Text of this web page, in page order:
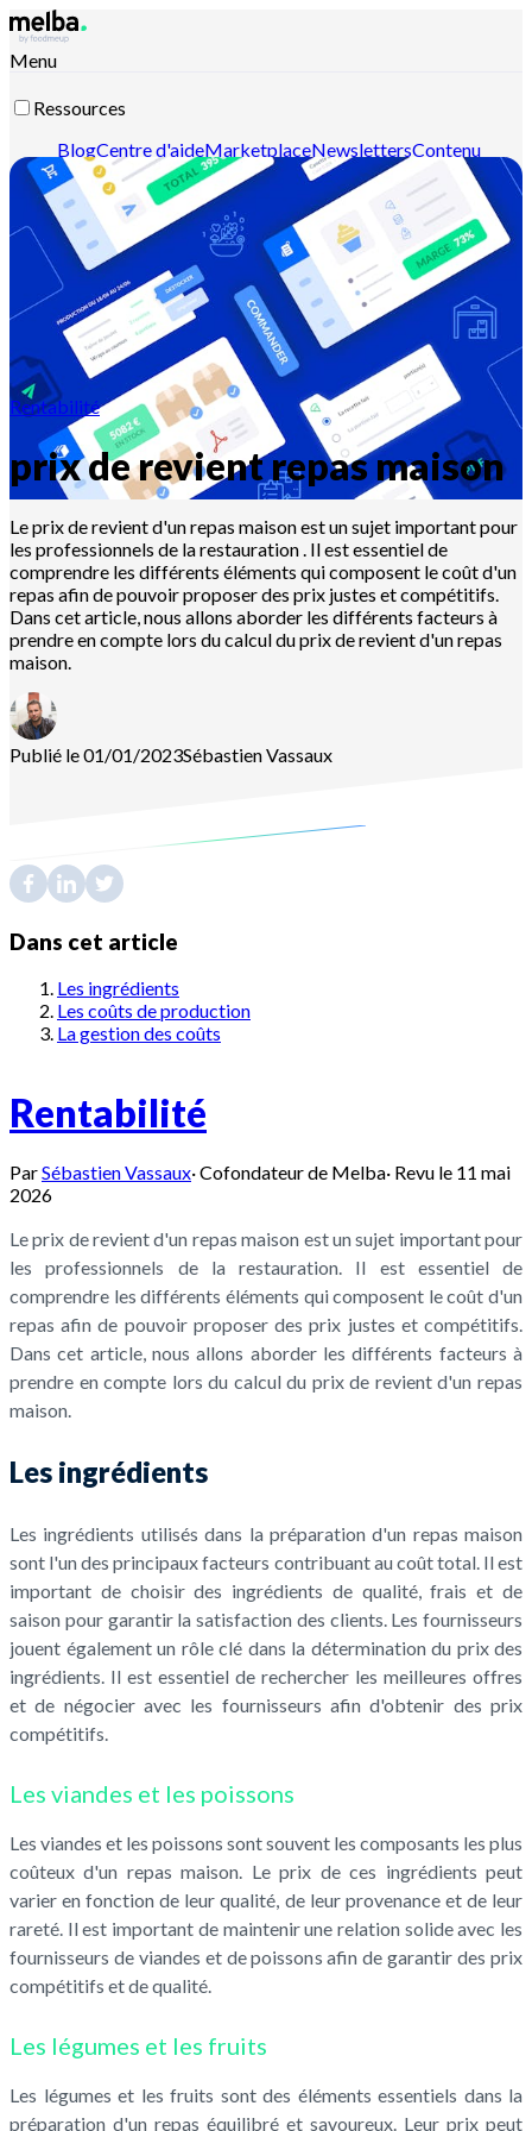
Menu
Ressources
BlogCentre d'aideMarketplaceNewslettersContenu
intelligentDocumentation APIDocumentation MCP
Contactez-nousDécouvrir melba
Rentabilité
prix de revient repas maison
Le prix de revient d'un repas maison est un sujet important pour
les professionnels de la restauration . Il est essentiel de
comprendre les différents éléments qui composent le coût d'un
repas afin de pouvoir proposer des prix justes et compétitifs.
Dans cet article, nous allons aborder les différents facteurs à
prendre en compte lors du calcul du prix de revient d'un repas
maison.
Publié le 01/01/2023SébastienVassaux
Dans cet article
Les ingrédients
Les coûts de production
La gestion des coûts
Rentabilité
ParSébastien Vassaux·Cofondateur de Melba· Revu le 11 mai
2026
Le prix de revient d'un repas maison est un sujet important pour
les professionnels de la restauration. Il est essentiel de
comprendre les différents éléments qui composent le coût d'un
repas afin de pouvoir proposer des prix justes et compétitifs.
Dans cet article, nous allons aborder les différents facteurs à
prendre en compte lors du calcul du prix de revient d'un repas
maison.
Les ingrédients
Les ingrédients utilisés dans la préparation d'un repas maison
sont l'un des principaux facteurs contribuant au coût total. Il est
important de choisir des ingrédients de qualité, frais et de
saison pour garantir la satisfaction des clients. Les fournisseurs
jouent également un rôle clé dans la détermination du prix des
ingrédients. Il est essentiel de rechercher les meilleures offres
et de négocier avec les fournisseurs afin d'obtenir des prix
compétitifs.
Les viandes et les poissons
Les viandes et les poissons sont souvent les composants les plus
coûteux d'un repas maison. Le prix de ces ingrédients peut
varier en fonction de leur qualité, de leur provenance et de leur
rareté. Il est important de maintenir une relation solide avec les
fournisseurs de viandes et de poissons afin de garantir des prix
compétitifs et de qualité.
Les légumes et les fruits
Les légumes et les fruits sont des éléments essentiels dans la
préparation d'un repas équilibré et savoureux. Leur prix peut